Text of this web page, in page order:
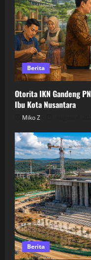
Berita
Otorita IKN Gandeng
Ibu Kota Nusantara
Miko Z
Berita